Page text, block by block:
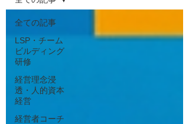
全ての記事
LSP・チーム
ビルディング
研修
経営理念浸
透・人的資本
経営
経営者コーチ